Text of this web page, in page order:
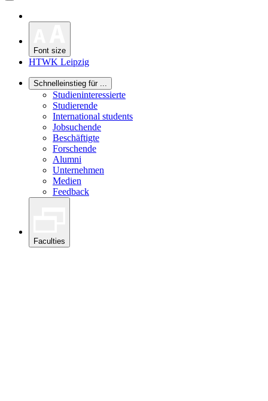
Font size
HTWK Leipzig
Schnelleinstieg für ...
Studieninteressierte
Studierende
International students
Jobsuchende
Beschäftigte
Forschende
Alumni
Unternehmen
Medien
Feedback
Faculties